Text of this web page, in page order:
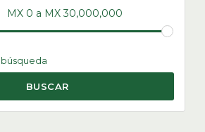
MX 0 a MX 30,000,000
BUSCAR